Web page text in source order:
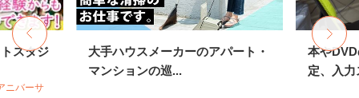
スタジ
ニバーサ
大手ハウスメーカーのアパート・
マンションの巡...
本や
定、入